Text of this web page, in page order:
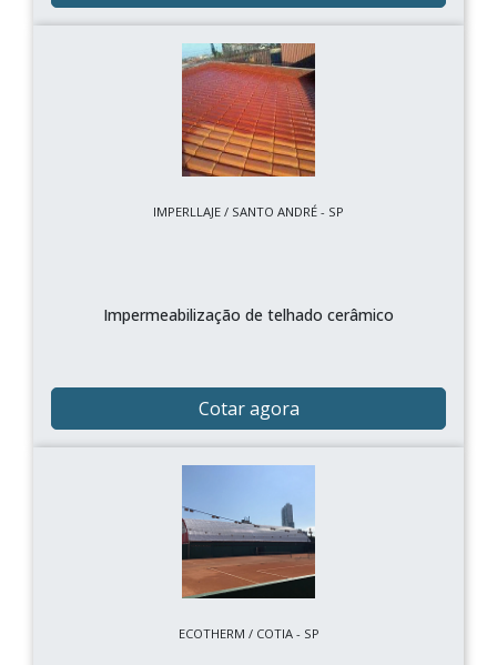
IMPERLLAJE / SANTO ANDRÉ - SP
Impermeabilização de telhado cerâmico
Cotar agora
ECOTHERM / COTIA - SP